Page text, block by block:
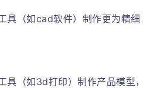
具（如cad软件）制作更为精细
具（如3d打印）制作产品模型，